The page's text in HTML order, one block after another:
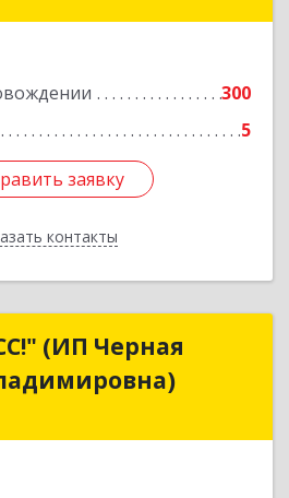
300
5
заявку
контакты
заявку
Назад
(ИП Черная
(ИП Черная
Владимировна)